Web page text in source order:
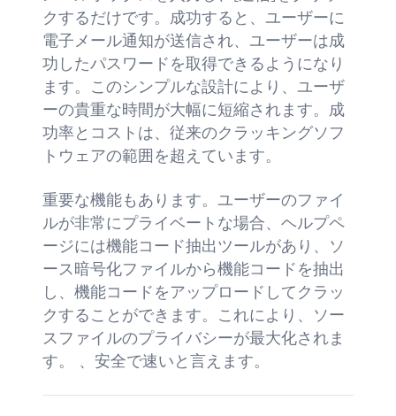
クするだけです。成功すると、ユーザーに
電子メール通知が送信され、ユーザーは成
功したパスワードを取得できるようになり
ます。このシンプルな設計により、ユーザ
ーの貴重な時間が大幅に短縮されます。成
功率とコストは、従来のクラッキングソフ
トウェアの範囲を超えています。
重要な機能もあります。ユーザーのファイ
ルが非常にプライベートな場合、ヘルプペ
ージには機能コード抽出ツールがあり、ソ
ース暗号化ファイルから機能コードを抽出
し、機能コードをアップロードしてクラッ
クすることができます。これにより、ソー
スファイルのプライバシーが最大化されま
す。 、安全で速いと言えます。